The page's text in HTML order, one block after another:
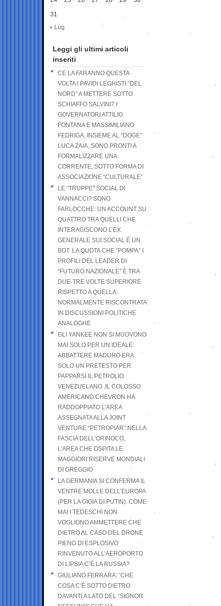
31
« Lug
Leggi gli ultimi articoli
inseriti
CE LA FARANNO QUESTA
VOLTA I PAVIDI LEGHISTI “DEL
NORD” A METTERE SOTTO
SCHIAFFO SALVINI? I
GOVERNATORI ATTILIO
FONTANA E MASSIMILIANO
FEDRIGA, INSIEME AL “DOGE”
LUCA ZAIA, SONO PRONTI A
FORMALIZZARE UNA
CORRENTE, SOTTO FORMA DI
ASSOCIAZIONE “CULTURALE”
LE “TRUPPE” SOCIAL DI
VANNACCI? SONO
FARLOCCHE: UN ACCOUNT SU
QUATTRO TRA QUELLI CHE
INTERAGISCONO L’EX
GENERALE SUI SOCIAL È UN
BOT. LA QUOTA CHE “POMPA” I
PROFILI DEL LEADER DI
“FUTURO NAZIONALE” È TRA
DUE-TRE VOLTE SUPERIORE
RISPETTO A QUELLA
NORMALMENTE RISCONTRATA
IN DISCUSSIONI POLITICHE
ANALOGHE
GLI YANKEE NON SI MUOVONO
MAI SOLO PER UN IDEALE:
ABBATTERE MADURO ERA
SOLO UN PRETESTO PER
PAPPARSI IL PETROLIO
VENEZUELANO .IL COLOSSO
AMERICANO CHEVRON HA
RADDOPPIATO L’AREA
ASSEGNATA ALLA JOINT
VENTURE “PETROPIAR” NELLA
FASCIA DELL’ORINOCO,
L’AREA CHE OSPITA LE
MAGGIORI RISERVE MONDIALI
DI GREGGIO
LA GERMANIA SI CONFERMA IL
VENTRE MOLLE DELL’EUROPA
(PER LA GIOIA DI PUTIN). COME
MAI I TEDESCHI NON
VOGLIONO AMMETTERE CHE
DIETRO AL CASO DEL DRONE
PIENO DI ESPLOSIVO
RINVENUTO ALL’AEROPORTO
DI LIPSIA C’È LA RUSSIA?
GIULIANO FERRARA: ’CHE
COSA C’È SOTTO DIETRO
DAVANTI A LATO DEL “SIGNOR